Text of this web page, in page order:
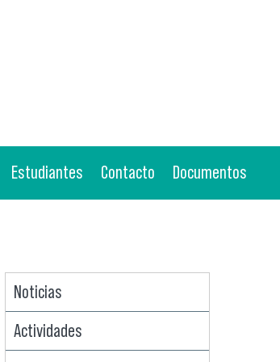
Estudiantes Contacto Documentos
Noticias
Actividades